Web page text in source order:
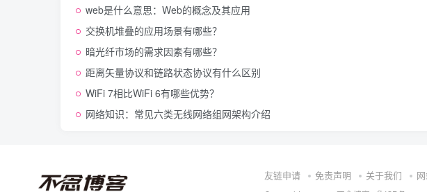
web是什么意思：Web的概念及其应用
交换机堆叠的应用场景有哪些？
暗光纤市场的需求因素有哪些？
距离矢量协议和链路状态协议有什么区别
WiFi 7相比WiFi 6有哪些优势？
网络知识：常见六类无线网络组网架构介绍
友链申请 免责声明 关于我们